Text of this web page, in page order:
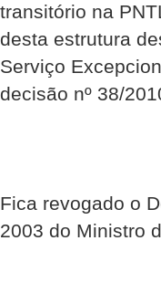
transitório na
desta estrutura
Serviço
decisão nº 38/
Fica revogado o
2003 do Ministro